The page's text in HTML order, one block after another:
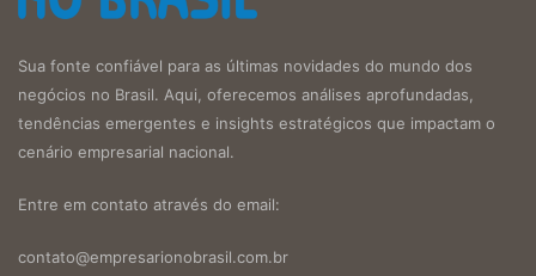
Sua fonte confiável para as últimas novidades do mundo dos
negócios no Brasil. Aqui, oferecemos análises aprofundadas,
tendências emergentes e insights estratégicos que impactam o
cenário empresarial nacional.
Entre em contato através do email:
contato@empresarionobrasil.com.br